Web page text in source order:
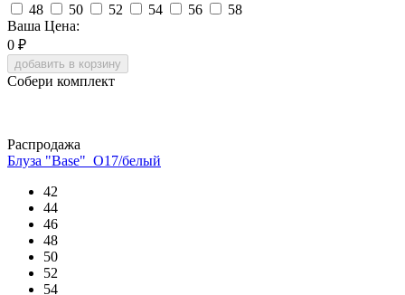
48 50 52 54 56
58
Ваша Цена:
0 ₽
добавить в корзину
Собери комплект
Распродажа
Блуза "Base"_О17/белый
42
44
46
48
50
52
54